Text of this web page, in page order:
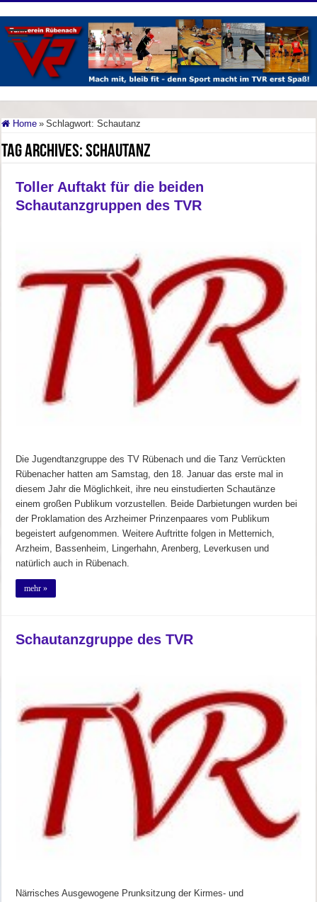
Home » Schlagwort:Schautanz
Tag Archives:Schautanz
Toller Auftakt für die beiden
Schautanzgruppen des TVR
Die Jugendtanzgruppe des TV Rübenach und die Tanz Verrückten
Rübenacher hatten am Samstag, den 18. Januar das erste mal in
diesem Jahr die Möglichkeit, ihre neu einstudierten Schautänze
einem großen Publikum vorzustellen. Beide Darbietungen wurden bei
der Proklamation des Arzheimer Prinzenpaares vom Publikum
begeistert aufgenommen. Weitere Auftritte folgen in Metternich,
Arzheim, Bassenheim, Lingerhahn, Arenberg, Leverkusen und
natürlich auch in Rübenach.
mehr »
Schautanzgruppe des TVR
Närrisches Ausgewogene Prunksitzung der Kirmes- und